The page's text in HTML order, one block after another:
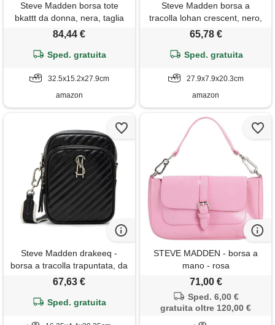
Steve Madden borsa tote
bkattt da donna, nera, taglia
unica, nero, taglia unica
84,44 €
Sped. gratuita
32.5x15.2x27.9cm
amazon
Steve Madden borsa a
tracolla lohan crescent, nero,
taglia unica
65,78 €
Sped. gratuita
27.9x7.9x20.3cm
amazon
Steve Madden drakeeq -
borsa a tracolla trapuntata, da
donna, taglia unica, colore:
67,63 €
Sped. gratuita
STEVE MADDEN - borsa a
mano - rosa
71,00 €
Sped. 6,00 €
gratuita oltre 120,00 €